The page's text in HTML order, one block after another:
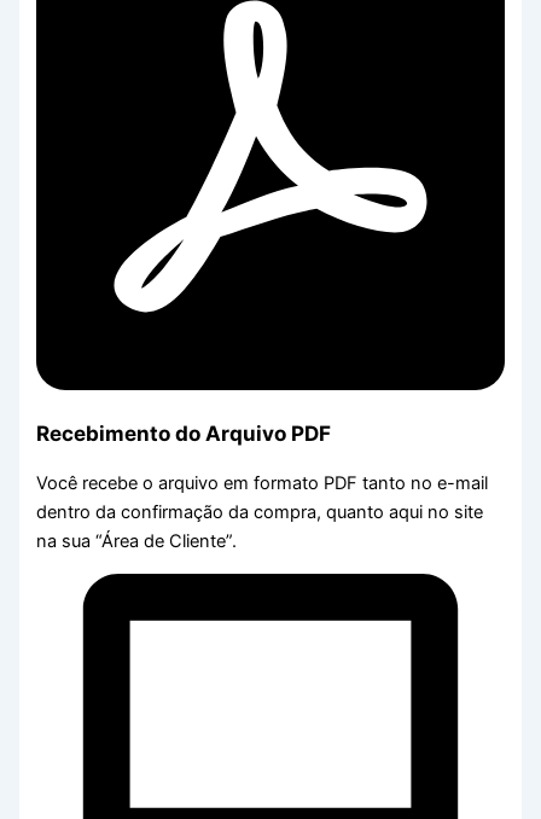
Recebimento do Arquivo PDF
Você recebe o arquivo em formato PDF tanto no e-mail
dentro da confirmação da compra, quanto aqui no site
na sua “Área de Cliente”.